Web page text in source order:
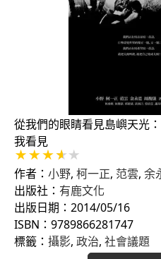
從我們的眼睛看見島嶼天光
我看見
作者： 小野, 柯一正, 范雲, 余
出版社： 有鹿文化
出版日期：2014/05/16
ISBN：9789866281747
標籤： 攝影, 政治, 社會議題